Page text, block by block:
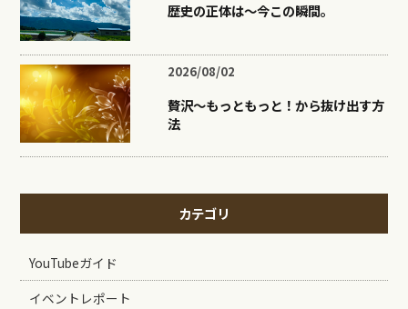
歴史の正体は〜今この瞬間。
2026/08/02
贅沢〜もっともっと！から抜け出す方
法
カテゴリ
YouTubeガイド
イベントレポート